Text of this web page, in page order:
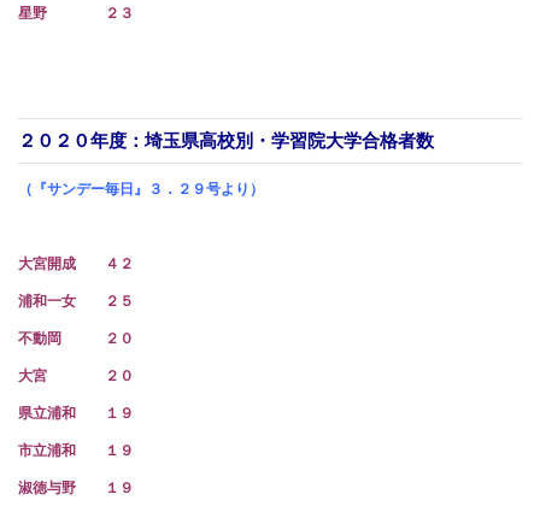
星野 ２３
２０２０年度：埼玉県高校別・学習院大学合格者数
（『サンデー毎日』３．２９号より）
大宮開成 ４２
浦和一女 ２５
不動岡 ２０
大宮 ２０
県立浦和 １９
市立浦和 １９
淑徳与野 １９